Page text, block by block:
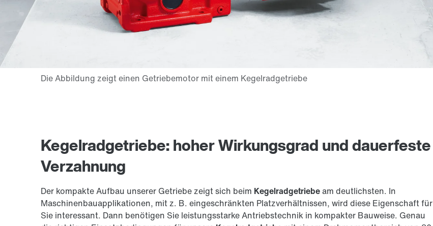
Kegelradgetriebe: hoher Wirkungsgrad und dauerfeste
Verzahnung
Der kompakte Aufbau unserer Getriebe zeigt sich beim Kegelradgetriebeam deutlichsten. In
Maschinenbauapplikationen, mit z. B. eingeschränkten Platzverhältnissen, wird diese Eigenschaft für
Sie interessant. Dann benötigen Sie leistungsstarke Antriebstechnik in kompakter Bauweise. Genau